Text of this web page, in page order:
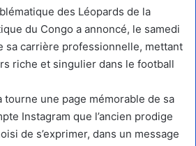
des Léopards de la
du Congo a annoncé, le samedi
sa carrière professionnelle, mettant
riche et singulier dans le football
tourne une page mémorable de sa
Instagram que l’ancien prodige
de s’exprimer, dans un message